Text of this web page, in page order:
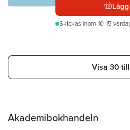
Skickas inom 10-15
Visa 30 till
Akademibokhandeln